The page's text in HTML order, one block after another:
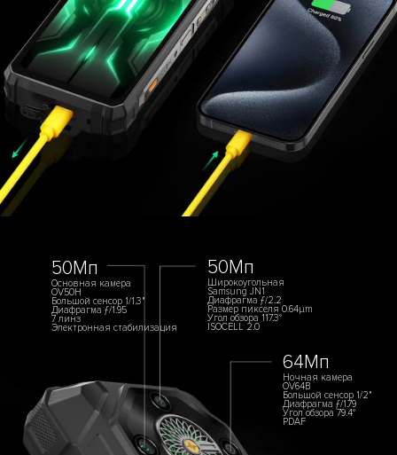
50Мп
Основная камера
OV50H
Большой сенсор 1/1.3"
Диафрагма ƒ/1.95
7 линз
Электронная стабилизация
50Мп
Широкоугольная
Samsung JN1
Диафрагма ƒ/2.2
Размер пикселя 0.64µm
Угол обзора 117.3°
ISOCELL 2.0
64Мп
Ночная камера
OV64B
Большой сенсор 1/2"
Диафрагма ƒ/1.79
Угол обзора 79.4°
PDAF